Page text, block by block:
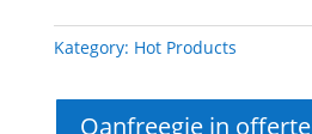
Kategory: Hot Products
Oanfreegje in offerte